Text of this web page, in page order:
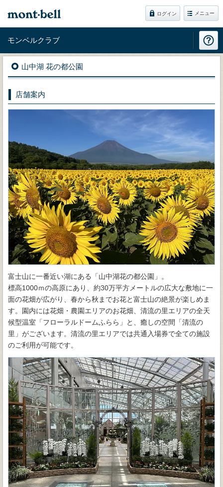
ログイン メニュー
モンベルクラブ
山中湖 花の都公園
店舗案内
富士山に一番近い湖にある「山中湖花の都公園」。
標高1000ｍの高原にあり、約30万平方メートルの広大な敷地に一
面の花畑が広がり、春から秋までお花と富士山の絶景が楽しめま
す。園内には花畑・農園エリアのお花畑、清流の里エリアの全天
候型温室「フローラルドームふらら」と、癒しの空間「清流の
里」がございます。清流の里エリアでは共通入場券で全ての施設
のご利用が可能です。